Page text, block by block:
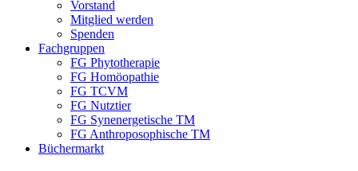
Vorstand
Mitglied werden
Spenden
Fachgruppen
FG Phytotherapie
FG Homöopathie
FG TCVM
FG Nutztier
FG Synenergetische TM
FG Anthroposophische TM
Büchermarkt